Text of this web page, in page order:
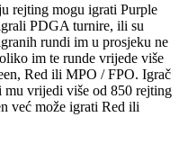
rejting mogu igrati Purple
PDGA turnire, ili su
rundi im u prosjeku ne
im te runde vrijede više
Red ili MPO / FPO. Igrač
vrijedi više od 850 rejting
već može igrati Red ili